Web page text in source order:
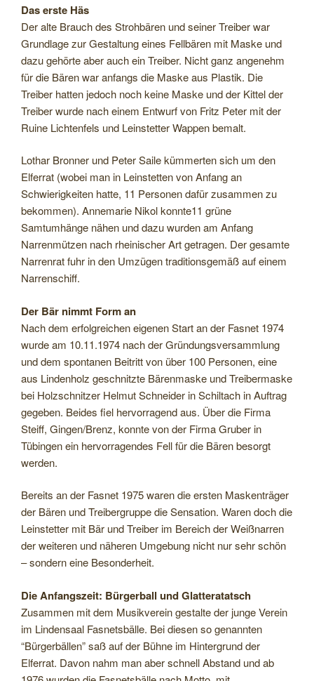
Das erste Häs
Der alte Brauch des Strohbären und seiner Treiber war
Grundlage zur Gestaltung eines Fellbären mit Maske und
dazu gehörte aber auch ein Treiber. Nicht ganz angenehm
für die Bären war anfangs die Maske aus Plastik. Die
Treiber hatten jedoch noch keine Maske und der Kittel der
Treiber wurde nach einem Entwurf von Fritz Peter mit der
Ruine Lichtenfels und Leinstetter Wappen bemalt.
Lothar Bronner und Peter Saile kümmerten sich um den
Elferrat (wobei man in Leinstetten von Anfang an
Schwierigkeiten hatte, 11 Personen dafür zusammen zu
bekommen). Annemarie Nikol konnte11 grüne
Samtumhänge nähen und dazu wurden am Anfang
Narrenmützen nach rheinischer Art getragen. Der gesamte
Narrenrat fuhr in den Umzügen traditionsgemäß auf einem
Narrenschiff.
Der Bär nimmt Form an
Nach dem erfolgreichen eigenen Start an der Fasnet 1974
wurde am 10.11.1974 nach der Gründungsversammlung
und dem spontanen Beitritt von über 100 Personen, eine
aus Lindenholz geschnitzte Bärenmaske und Treibermaske
bei Holzschnitzer Helmut Schneider in Schiltach in Auftrag
gegeben. Beides fiel hervorragend aus. Über die Firma
Steiff, Gingen/Brenz, konnte von der Firma Gruber in
Tübingen ein hervorragendes Fell für die Bären besorgt
werden.
Bereits an der Fasnet 1975 waren die ersten Maskenträger
der Bären und Treibergruppe die Sensation. Waren doch die
Leinstetter mit Bär und Treiber im Bereich der Weißnarren
der weiteren und näheren Umgebung nicht nur sehr schön
– sondern eine Besonderheit.
Die Anfangszeit: Bürgerball und Glatteratatsch
Zusammen mit dem Musikverein gestalte der junge Verein
im Lindensaal Fasnetsbälle. Bei diesen so genannten
“Bürgerbällen” saß auf der Bühne im Hintergrund der
Elferrat. Davon nahm man aber schnell Abstand und ab